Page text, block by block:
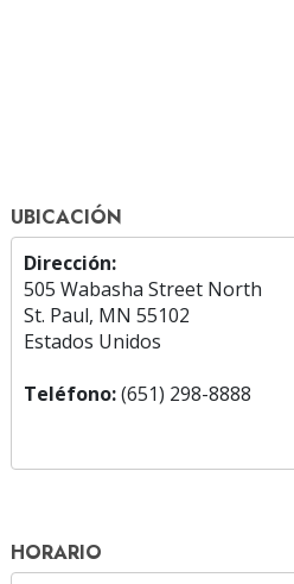
UBICACIÓN
Dirección:
505 Wabasha Street North
St. Paul, MN 55102
Estados Unidos
Teléfono:(651) 298-8888
HORARIO